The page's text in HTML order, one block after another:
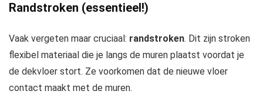
Randstroken (essentieel!)
Vaak vergeten maar cruciaal: randstroken. Dit zijn stroken
flexibel materiaal die je langs de muren plaatst voordat je
de dekvloer stort. Ze voorkomen dat de nieuwe vloer
contact maakt met de muren.